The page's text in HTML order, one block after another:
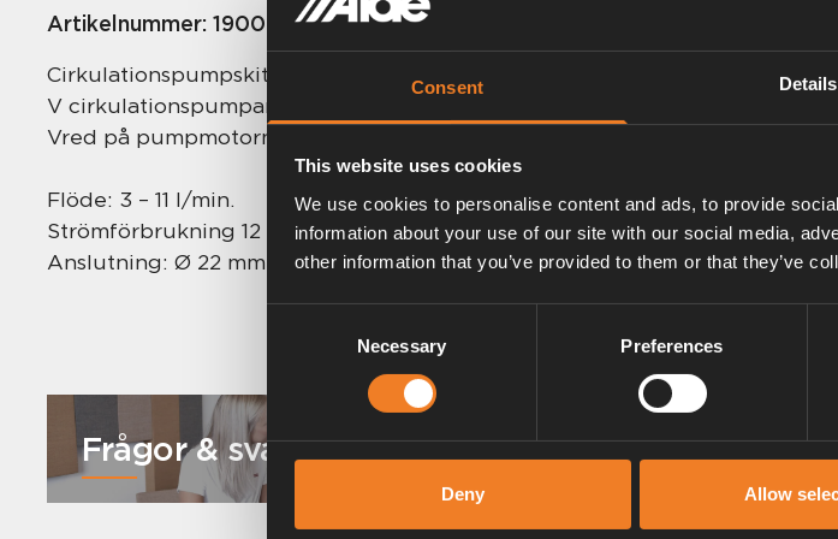
Consent Details
This website uses cookies
We use cookies to personalise content and ads, to provide
information about your use of our site with our social media,
other information that you’ve provided to them or that they’ve
Necessary Preferences
Deny Allow
Artikelnummer: 1900984
Cirkulationspumpskit till Alde Compact 3030/3030 Plus bestående av två 12
V cirkulationspumpar för värmesystem med två separat zoner.
Vred på pumpmotorn för inställning av fem olika pumphastigheter.
Flöde: 3 – 11 l/min.
Strömförbrukning 12 volt: 0,3 – 1,5 A.
Anslutning: Ø 22 mm.
Frågor & svar Manualer &